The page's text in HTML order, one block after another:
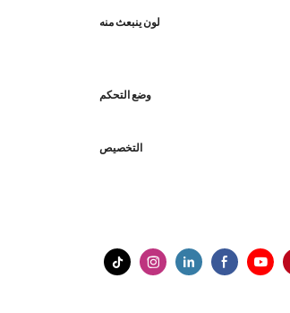
لون ينبعث منه
وضع التحكم
التخصيص